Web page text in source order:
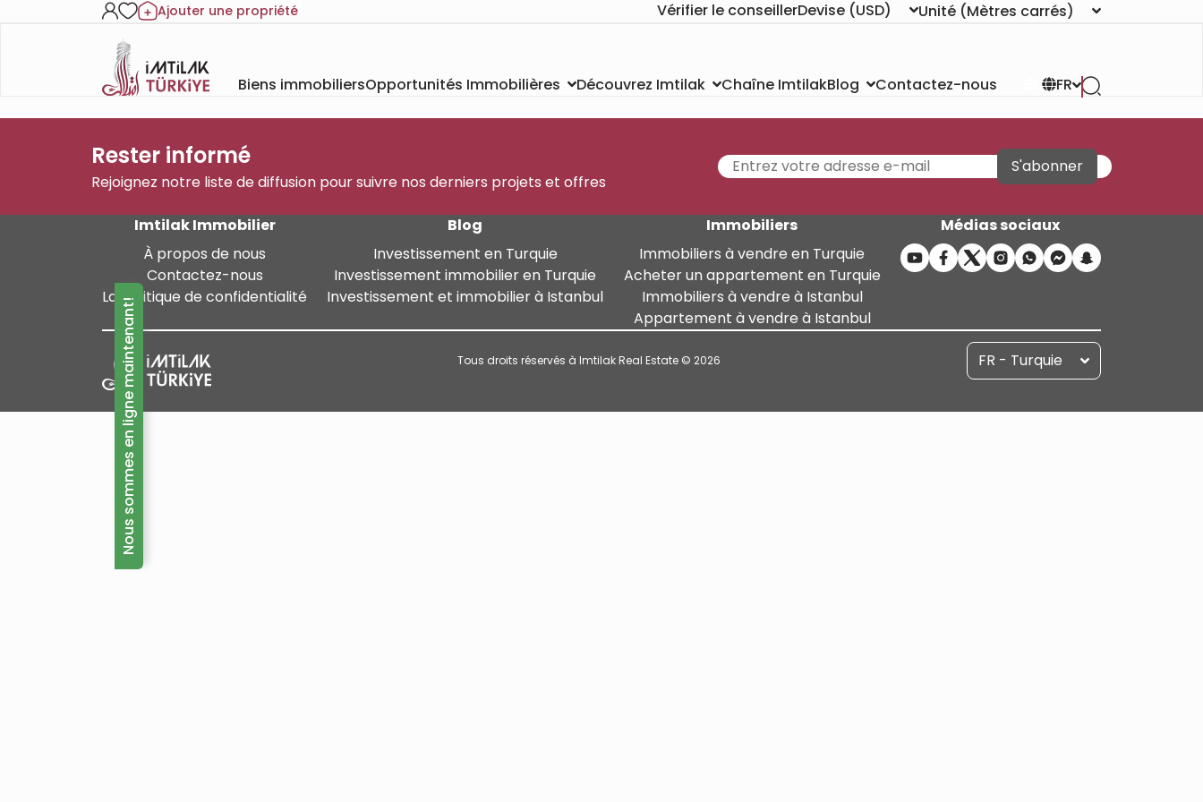
Ajouter une propriété Vérifier le conseillerDevise (USD) Unité (Mètres carrés)
Biens immobiliersOpportunités Immobilières Découvrez Imtilak Chaîne ImtilakBlog Contactez-nous FR
Rester informé
Rejoignez notre liste de diffusion pour suivre nos derniers projets et offres
S'abonner
Imtilak Immobilier
À propos de nous
Contactez-nous
La politique de confidentialité
Blog
Investissement en Turquie
Investissement immobilier en Turquie
Investissement et immobilier à Istanbul
Immobiliers
Immobiliers à vendre en Turquie
Acheter un appartement en Turquie
Immobiliers à vendre à Istanbul
Appartement à vendre à Istanbul
Médias sociaux
Tous droits réservés à Imtilak Real Estate © 2026 FR - Turquie
Nous sommes en ligne maintenant!